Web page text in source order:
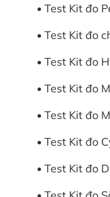
Test Kit đo
Test Kit đo
Test Kit đo
Test Kit đo
Test Kit đo
Test Kit đo
Test Kit đo